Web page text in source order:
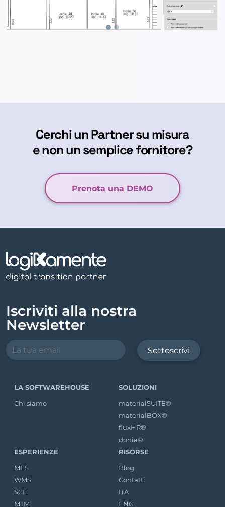
Cerchi un Partner su misura
e non un semplice fornitore?
Prenota una DEMO
Iscriviti alla nostra
Newsletter
Sottoscrivi
LA SOFTWAREHOUSE
Chi siamo
SOLUZIONI
materialSUITE®
materialBOX®
fluxHR®
donia®
ESPERIENZE
MES
WMS
SCH
MTM
RISORSE
Blog
Contatti
ITA
ENG